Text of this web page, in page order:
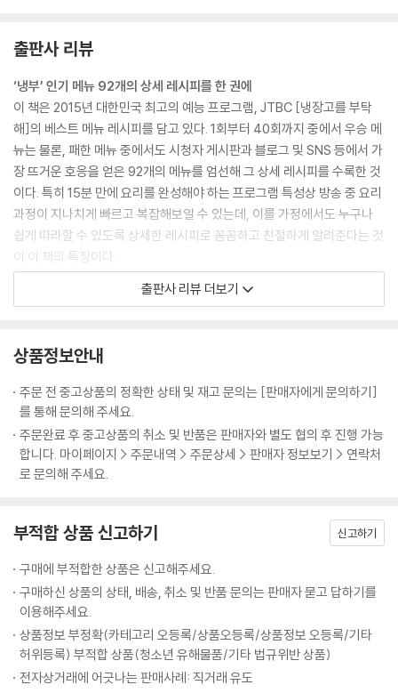
샐러드 올리오
3. Chef 정창욱
심쿵 오믈렛
삼겹살 플레이트
엑소 떡볶이
괜찮아, 목심이야
타코 리턴
미소볼
의기양양
순결한 튀김
우와한 양갈비
동파면
4. Chef 홍석천
다 줄게라면
불닭 소시지
아이 러브 유부
렛잇컵
삼국회담
털업 샐러드
수픈데 오믈렛
치사의 사탑
행사의 완자님
채면차림
키스버거
출판사 리뷰
‘냉부’ 인기 메뉴 92개의 상세 레시피를 한 권에
이 책은 2015년 대한민국 최고의 예능 프로그램, JTBC [냉장고를 부탁
해]의 베스트 메뉴 레시피를 담고 있다. 1회부터 40회까지 중에서 우승 메
뉴는 물론, 패한 메뉴 중에서도 시청자 게시판과 블로그 및 SNS 등에서 가
장 뜨거운 호응을 얻은 92개의 메뉴를 엄선해 그 상세 레시피를 수록한 것
이다. 특히 15분 만에 요리를 완성해야 하는 프로그램 특성상 방송 중 요리
과정이 지나치게 빠르고 복잡해보일 수 있는데, 이를 가정에서도 누구나
쉽게 따라할 수 있도록 상세한 레시피로 꼼꼼하고 친절하게 알려준다는 것
이 이 책의 특징이다.
방송만 보고는 도무지 따라 만들 수 없었던 이들, 일일이 홈페이지에서 불
편하게 레시피를 확인해야 했던 이들, 기존 레시피가 너무 간략해 제대로
셰프 9인의 시크릿 쿠킹 팁 & 비하인드 스토리까지
‘냉부’의 대표 셰프 9인이 방송에서 다 전하지 못한 요리 비법과 방송 뒷이
야기 등을 이 책을 통해 몽땅 공개했다. 메뉴 각각, 조리 과정 하나하나를
리뷰하며 ‘이때 냉장고에는 없었지만 이 재료를 더 넣으면…’, ‘그때는 실수
했지만 제대로 만들었으면…’, ‘시간이 없어서 그렇게 했지만 집에서 다시
알려준다. 이러한 시크릿 쿠킹 팁과 비하인드 스토리 등은 오직 이 책의 독
은 물론이다.
요리 초보를 위한 정확한 조리 분량 수록
방송을 본 후 아쉬운 것은 정확한 조리 분량을 알 수 없다는 점이다. 녹화가
끝난 뒤 셰프들은 ‘제가 거기에 설탕을 넣었다고요?’라고 제작진에게 되물
을 정도로 15분이라는 짧은 시간에 오직 혀의 감각과 손재간만으로 본능
출판사 리뷰 더보기
상품정보안내
주문 전 중고상품의 정확한 상태 및 재고 문의는 [판매자에게 문의하기]
를 통해 문의해 주세요.
주문완료 후 중고상품의 취소 및 반품은 판매자와 별도 협의 후 진행 가능
합니다. 마이페이지 > 주문내역 > 주문상세 > 판매자 정보보기 > 연락처
로 문의해 주세요.
부적합 상품 신고하기 신고하기
구매에 부적합한 상품은 신고해주세요.
구매하신 상품의 상태, 배송, 취소 및 반품 문의는 판매자 묻고 답하기를
이용해주세요.
상품정보 부정확(카테고리 오등록/상품오등록/상품정보 오등록/기타
허위등록) 부적합 상품(청소년 유해물품/기타 법규위반 상품)
전자상거래에 어긋나는 판매사례: 직거래 유도